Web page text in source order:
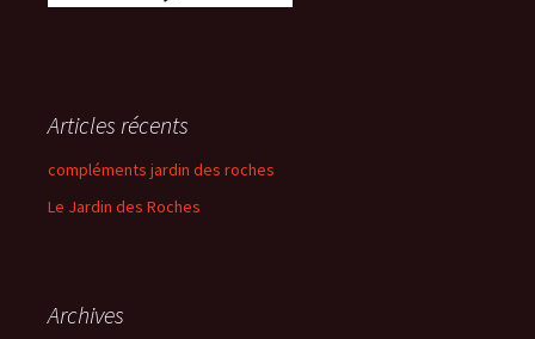
Articles récents
compléments jardin des roches
Le Jardin des Roches
Archives